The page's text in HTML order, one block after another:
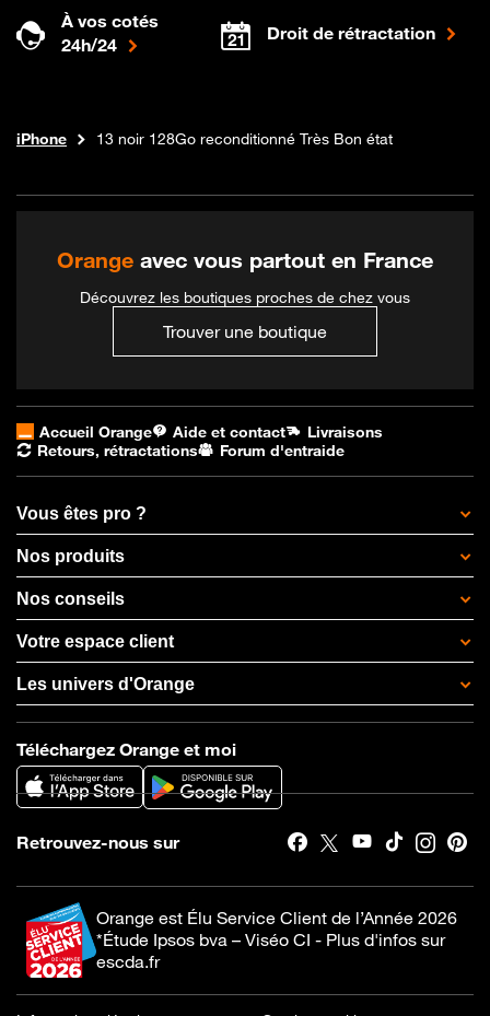
À vos cotés
24h/24
Droit de rétractation
Boutique Orange
Téléphones et forfaits
iPhone 13 noir 128Go reconditionné Très Bon état